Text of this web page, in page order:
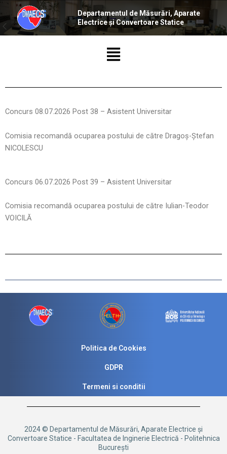
to
content
Departamentul de Măsurări, Aparate
Electrice și Convertoare Statice
Menu
Concurs 08.07.2026 Post 38 – Asistent Universitar
Comisia recomandă ocuparea postului de către Dragoș-Ștefan
NICOLESCU
Concurs 06.07.2026 Post 39 – Asistent Universitar
Comisia recomandă ocuparea postului de către Iulian-Teodor
VOICILĂ
Politica de Cookies
GDPR
Termeni si conditii
2024 © Departamentul de Măsurări, Aparate Electrice și
Convertoare Statice - Facultatea de Inginerie Electrică - Politehnica
București